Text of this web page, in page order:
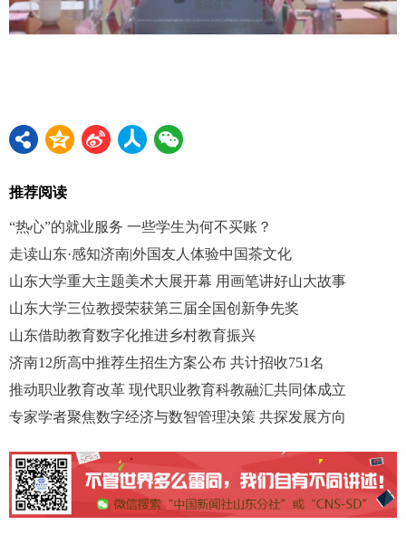
推荐阅读
“热心”的就业服务 一些学生为何不买账？
走读山东·感知济南|外国友人体验中国茶文化
山东大学重大主题美术大展开幕 用画笔讲好山大故事
山东大学三位教授荣获第三届全国创新争先奖
山东借助教育数字化推进乡村教育振兴
济南12所高中推荐生招生方案公布 共计招收751名
推动职业教育改革 现代职业教育科教融汇共同体成立
专家学者聚焦数字经济与数智管理决策 共探发展方向